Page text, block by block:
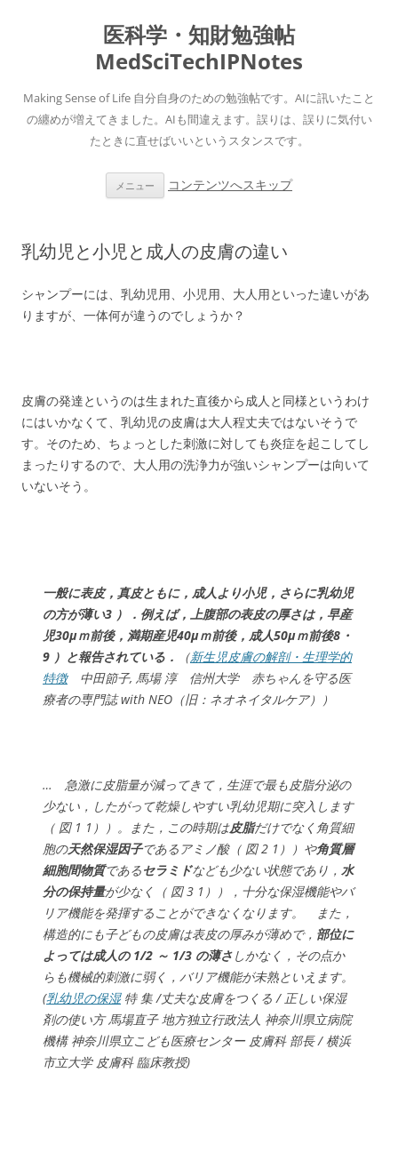
医科学・知財勉強帖
MedSciTechIPNotes
Making Sense of Life 自分自身のための勉強帖です。AIに訊いたこと
の纏めが増えてきました。AIも間違えます。誤りは、誤りに気付い
たときに直せばいいというスタンスです。
メニュー コンテンツへスキップ
乳幼児と小児と成人の皮膚の違い
シャンプーには、乳幼児用、小児用、大人用といった違いがあ
りますが、一体何が違うのでしょうか？
皮膚の発達というのは生まれた直後から成人と同様というわけ
にはいかなくて、乳幼児の皮膚は大人程丈夫ではないそうで
す。そのため、ちょっとした刺激に対しても炎症を起こしてし
まったりするので、大人用の洗浄力が強いシャンプーは向いて
いないそう。
一般に表皮，真皮ともに，成人より小児，さらに乳幼児
の方が薄い3 ）．例えば，上腹部の表皮の厚さは，早産
児30μｍ前後，満期産児40μｍ前後，成人50μｍ前後8・
9 ）と報告されている．
（新生児皮膚の解剖・生理学的
特徴中田節子, 馬場 淳 信州大学 赤ちゃんを守る医
療者の専門誌 with NEO（旧：ネオネイタルケア））
… 急激に皮脂量が減ってきて，生涯で最も皮脂分泌の
少ない，したがって乾燥しやすい乳幼児期に突入します
（ 図 1 1））。また，この時期は皮脂だけでなく角質細
胞の天然保湿因子であるアミノ酸（ 図 2 1））や角質層
細胞間物質であるセラミドなども少ない状態であり， 水
分の保持量が少なく（ 図 3 1）），十分な保湿機能やバ
リア機能を発揮することができなくなります。 また，
構造的にも子どもの皮膚は表皮の厚みが薄めで， 部位に
よっては成人の 1/2 ～ 1/3 の薄さしかなく，その点か
らも機械的刺激に弱く，バリア機能が未熟といえます。
(乳幼児の保湿特 集 /丈夫な皮膚をつくる / 正しい保湿
剤の使い方 馬場直子 地方独立行政法人 神奈川県立病院
機構 神奈川県立こども医療センター 皮膚科 部長 / 横浜
市立大学 皮膚科 臨床教授)